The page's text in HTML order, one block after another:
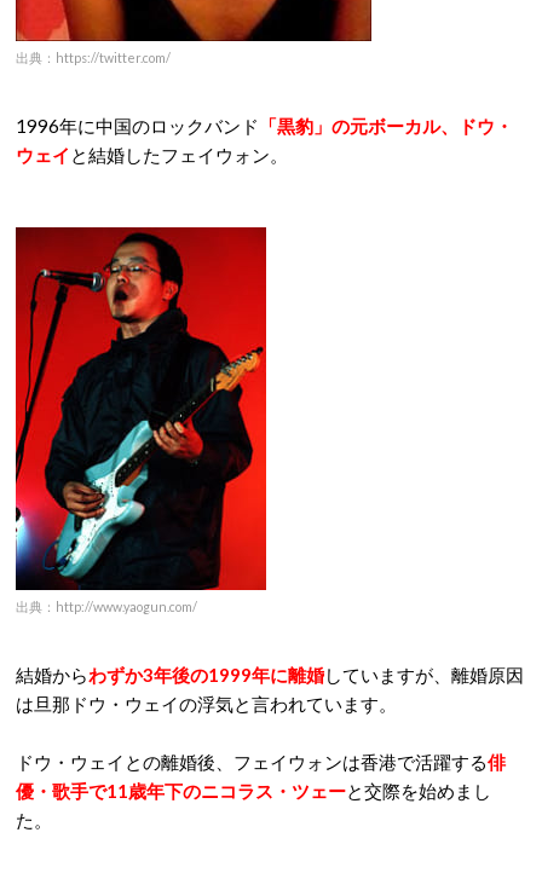
出典：https://twitter.com/
1996年に中国のロックバンド 「黒豹」の元ボーカル、
ドウ・
ウェイ と結婚したフェイウォン。
出典：http://www.yaogun.com/
結婚からわずか3年後の1999年に離婚していますが、離婚原因
は旦那ドウ・ウェイの浮気と言われています。
ドウ・ウェイとの離婚後、フェイウォンは香港で活躍する俳
優・歌手で11歳年下のニコラス・ツェーと交際を始めまし
た。